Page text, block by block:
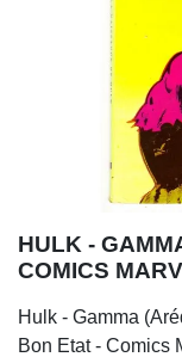
HULK -
COMICS
Hulk - Gamma
Bon Etat - Comics